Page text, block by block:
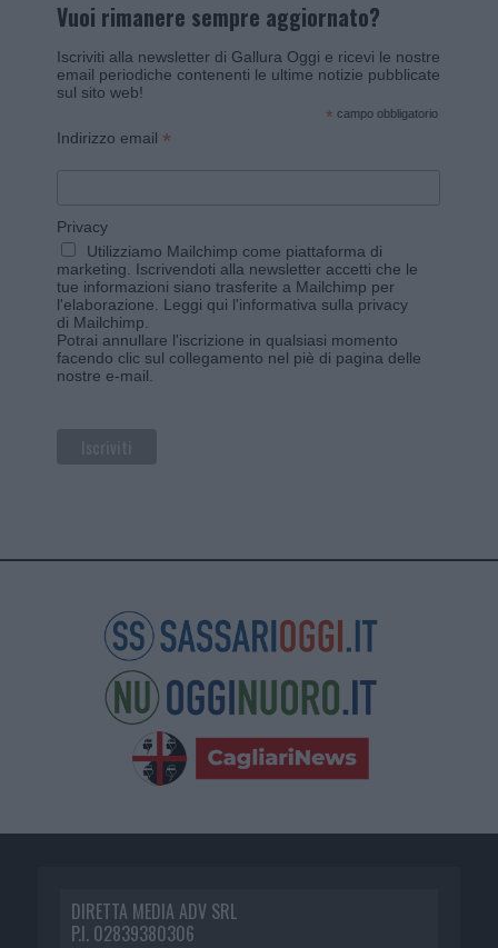
Vuoi rimanere sempre aggiornato?
Iscriviti alla newsletter di Gallura Oggi e ricevi le nostre
email periodiche contenenti le ultime notizie pubblicate
sul sito web!
* campo obbligatorio
Indirizzo email *
Privacy
Utilizziamo Mailchimp come piattaforma di
marketing. Iscrivendoti alla newsletter accetti che le
tue informazioni siano trasferite a Mailchimp per
l'elaborazione. Leggi qui l'informativa sulla privacy
di Mailchimp
Potrai annullare l'iscrizione in qualsiasi momento
facendo clic sul collegamento nel piè di pagina delle
nostre e-mail.
DIRETTA MEDIA ADV SRL
P.I. 02839380306